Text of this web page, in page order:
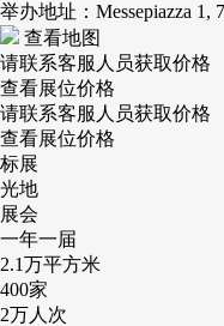
举办地址：Messepiazza 1,
查看地图
请联系客服人员获取价格
查看展位价格
请联系客服人员获取价格
查看展位价格
标展
光地
展会
一年一届
2.1万平方米
400家
2万人次